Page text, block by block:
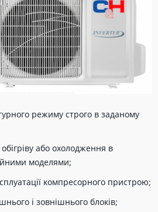
режиму строго в заданому
або охолодження в
моделями;
компресорного пристрою;
і зовнішнього блоків;